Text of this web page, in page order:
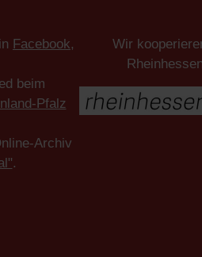
Facebook,
beim
Pfalz
Archiv
.
Wir